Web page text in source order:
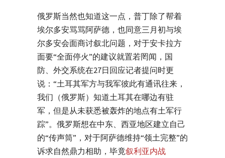
俄罗斯当然也知道这一点，普丁除了帮着
埃尔多安骂骂阿萨德，也同意三月初与埃
尔多安会面商讨叙北问题，对于安卡拉方
面要“全面停火”的建议就置若罔闻，国
防、外交系统在27日回应记者提问时更
说：“土耳其军方与我军彼此有通讯往来，
我们（俄罗斯）知道土耳其在哪边有驻
军，但是从未获悉被轰炸的地点有土军行
踪”。俄罗斯想在中东、西亚地区建立自己
的“传声筒”，对于阿萨德维持“领土完整”的
诉求自然鼎力相助，毕竟叙利亚内战